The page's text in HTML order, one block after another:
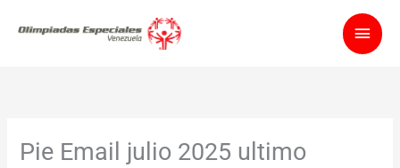
Pie Email julio 2025 ultimo